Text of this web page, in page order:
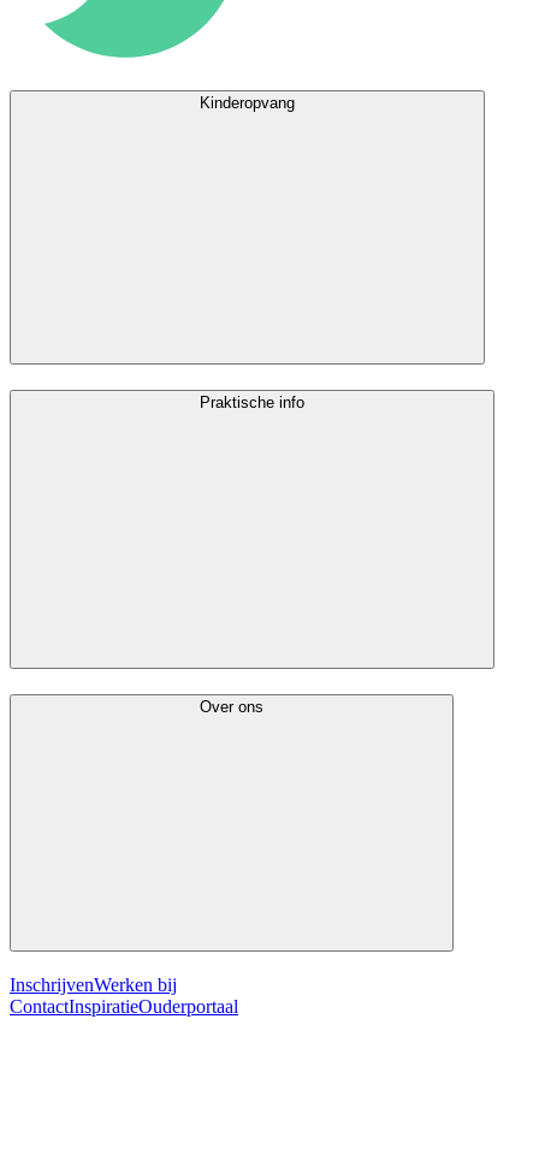
Kinderopvang
Praktische info
Over ons
InschrijvenWerken bij
ContactInspiratieOuderportaal